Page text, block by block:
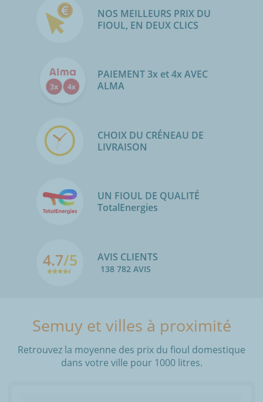
NOS MEILLEURS PRIX DU
FIOUL, EN DEUX CLICS
PAIEMENT 3x et 4x AVEC
ALMA
CHOIX DU CRÉNEAU DE
LIVRAISON
UN FIOUL DE QUALITÉ
TotalEnergies
4.7/5 AVIS CLIENTS
138 782 AVIS
Semuy et villes à proximité
Retrouvez la moyenne des prix du fioul domestique
dans votre ville pour 1000 litres.